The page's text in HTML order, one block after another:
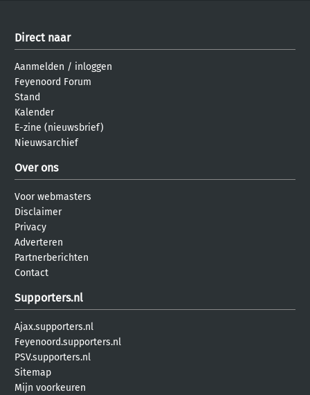
Direct naar
Aanmelden / inloggen
Feyenoord Forum
Stand
Kalender
E-zine (nieuwsbrief)
Nieuwsarchief
Over ons
Voor webmasters
Disclaimer
Privacy
Adverteren
Partnerberichten
Contact
Supporters.nl
Ajax.supporters.nl
Feyenoord.supporters.nl
PSV.supporters.nl
Sitemap
Mijn voorkeuren